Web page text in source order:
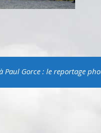
Paul Gorce : le reportage